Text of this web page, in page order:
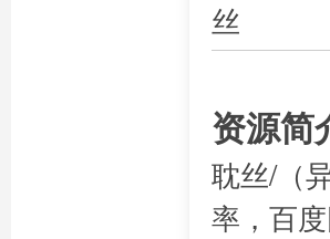
资源简
耽丝/（
率，百